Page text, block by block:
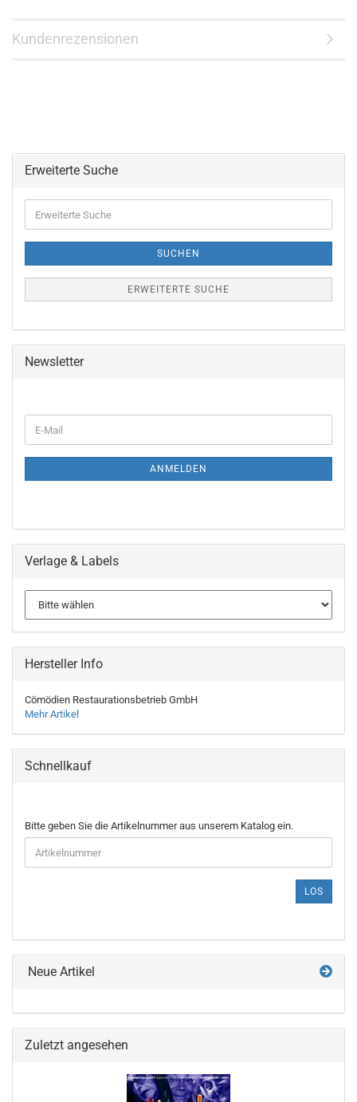
Kundenrezensionen
Erweiterte Suche
Suche
SUCHEN
ERWEITERTE SUCHE
Newsletter
ZUR
E-
Mail
ANMELDEN
Verlage & Labels
Hersteller Info
Cömödien Restaurationsbetrieb GmbH
Mehr Artikel
Schnellkauf
BITTE
GEBEN
SIE
DIE
EIN.
Bitte geben Sie die Artikelnummer aus unserem Katalog ein.
LOS
Neue Artikel
Zuletzt angesehen